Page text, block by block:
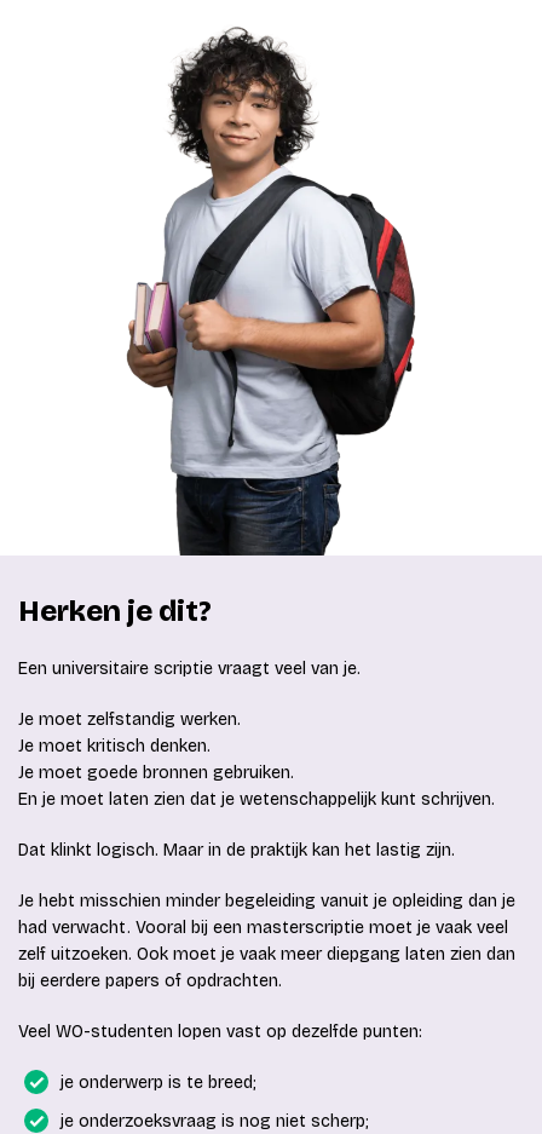
Herken je dit?
Een universitaire scriptie vraagt veel van je.
Je moet zelfstandig werken.
Je moet kritisch denken.
Je moet goede bronnen gebruiken.
En je moet laten zien dat je wetenschappelijk kunt schrijven.
Dat klinkt logisch. Maar in de praktijk kan het lastig zijn.
Je hebt misschien minder begeleiding vanuit je opleiding dan je
had verwacht. Vooral bij een masterscriptie moet je vaak veel
zelf uitzoeken. Ook moet je vaak meer diepgang laten zien dan
bij eerdere papers of opdrachten.
Veel WO-studenten lopen vast op dezelfde punten:
je onderwerp is te breed;
je onderzoeksvraag is nog niet scherp;